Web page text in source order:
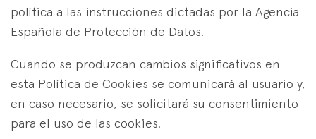
política a las instrucciones dictadas por la Agencia
Española de Protección de Datos.
Cuando se produzcan cambios significativos en
esta Política de Cookies se comunicará al usuario y,
en caso necesario, se solicitará su consentimiento
para el uso de las cookies.